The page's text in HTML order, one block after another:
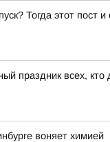
Тогда этот пост
праздник всех,
воняет химией